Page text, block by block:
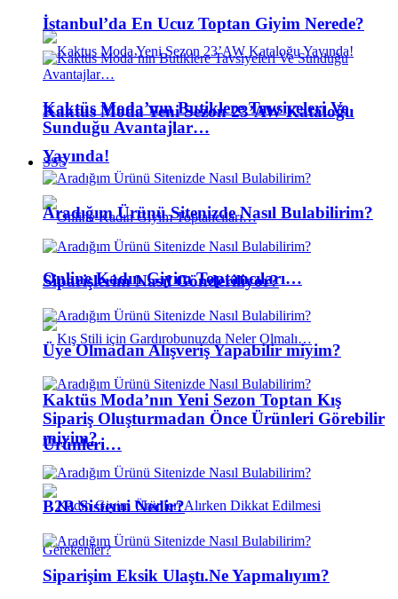
Kaktus Moda Yeni Sezon 23’AW Kataloğu
Yayında!
Online Kadın Giyim Toptancıları…
Kaktüs Moda’nın Yeni Sezon Toptan Kış
Ürünleri…
İstanbul’da En Ucuz Toptan Giyim Nerede?
Kaktüs Moda’nın Butiklere Tavsiyeleri Ve
Sunduğu Avantajlar…
SSS
Aradığım Ürünü Sitenizde Nasıl Bulabilirim?
Siparişlerim Nasıl Gönderiliyor?
Üye Olmadan Alışveriş Yapabilir miyim?
Sipariş Oluşturmadan Önce Ürünleri Görebilir
miyim?
B2B Sistemi Nedir?
Siparişim Eksik Ulaştı.Ne Yapmalıyım?